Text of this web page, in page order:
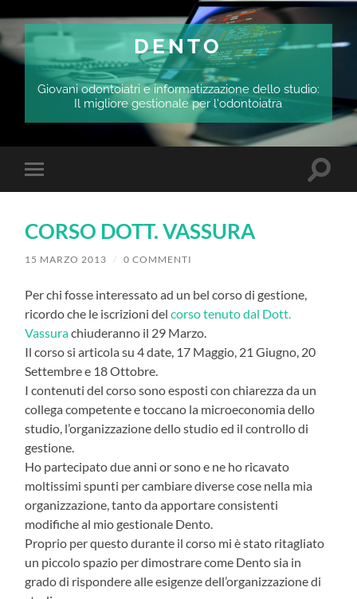
DENTO
Giovani odontoiatri e informatizzazione dello studio:
Il migliore gestionale per l'odontoiatra
Attiva/disattiva
il
dispositivi
CORSO DOTT. VASSURA
15 MARZO 2013 / 0 COMMENTI
Per chi fosse interessato ad un bel corso di gestione,
ricordo che le iscrizioni delcorso tenuto dal Dott.
Vassurachiuderanno il 29 Marzo.
Il corso si articola su 4 date, 17 Maggio, 21 Giugno, 20
Settembre e 18 Ottobre.
I contenuti del corso sono esposti con chiarezza da un
collega competente e toccano la microeconomia dello
studio, l’organizzazione dello studio ed il controllo di
gestione.
Ho partecipato due anni or sono e ne ho ricavato
moltissimi spunti per cambiare diverse cose nella mia
organizzazione, tanto da apportare consistenti
modifiche al mio gestionale Dento.
Proprio per questo durante il corso mi è stato ritagliato
un piccolo spazio per dimostrare come Dento sia in
grado di rispondere alle esigenze dell’organizzazione di